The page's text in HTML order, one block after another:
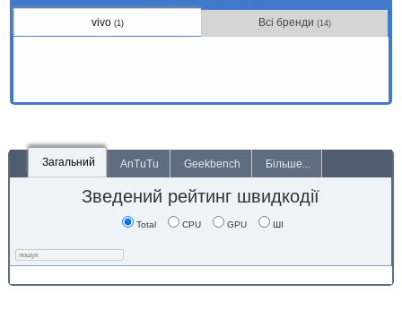
vivo(1) Всі бренди(14)
Загальний AnTuTu Geekbench Більше...
Зведений рейтинг швидкодії
Total CPU GPU ШІ